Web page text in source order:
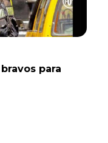
para